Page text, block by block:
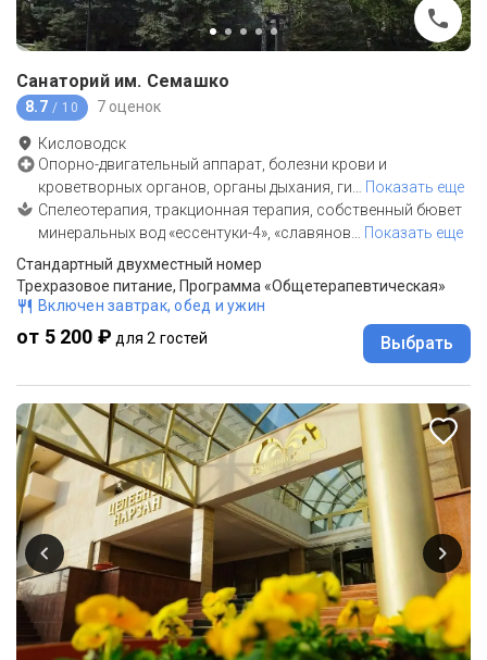
Санаторий им. Семашко
8.7 / 10 7 оценок
Кисловодск
Опорно-двигательный аппарат, болезни крови и
кроветворных органов, органы дыхания, ги
Показать еще
Спелеотерапия, тракционная терапия, собственный бювет
минеральных вод «ессентуки-4», «славянов
Показать еще
Стандартный двухместный номер
Трехразовое питание, Программа «Общетерапевтическая»
Включен завтрак, обед и ужин
от 5 200 ₽ для 2 гостей Выбрать